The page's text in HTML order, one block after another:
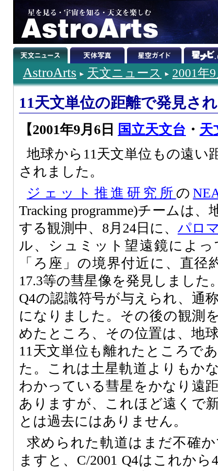
AstroArts 天文ニュース 2001年
11天文単位の距離で発見さ
【2001年9月6日 国立天文台 ・ 天
地球から11天文単位もの遠い
されました。
ジェット推進研究所 の
Tracking programme)チームは
する観測中、8月24日に、パロ
ル、シュミット望遠鏡によ
「ろ座」の境界付近に、直径
17.3等の彗星像を発見しました
Q4の認識符号が与えられ、通
になりました。その後の観測
めたところ、その位置は、地
11天文単位も離れたところで
た。これは土星軌道よりもか
わかっている彗星をかなり遠
ありますが、これほど遠くで
とは過去にはありません。
求められた軌道はまだ不確
ますと、C/2001 Q4はこれか